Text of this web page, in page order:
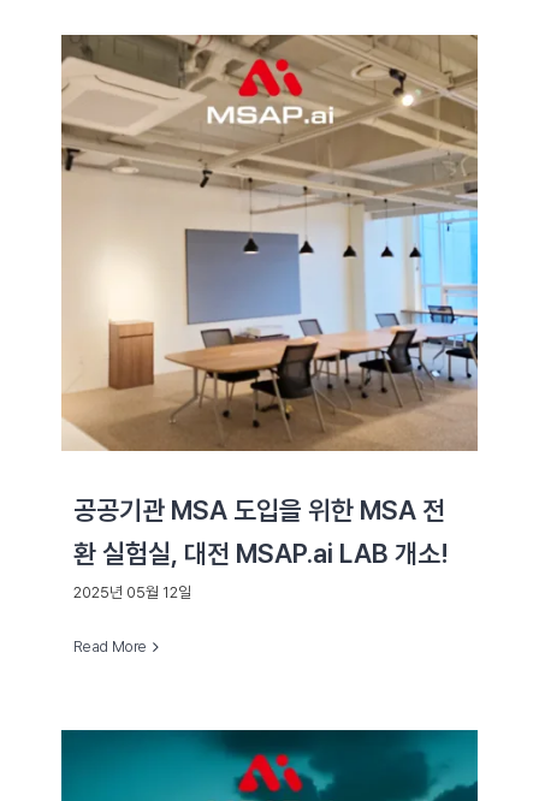
공공기관 MSA 도입을 위한 MSA 전
환 실험실, 대전 MSAP.ai LAB 개소!
2025년 05월 12일
Read More